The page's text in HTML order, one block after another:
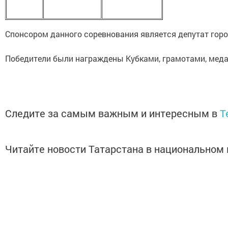
Спонсором данного соревнования является депутат
Победители были награждены Кубками, грамотами,
Следите за самым важным и интересным в
Читайте новости Татарстана в